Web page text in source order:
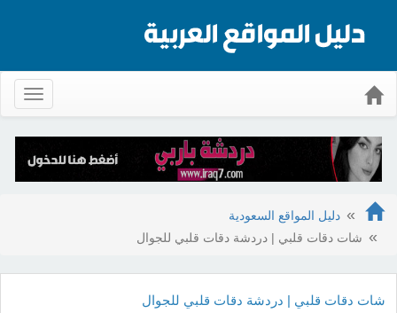
دليل المواقع السعودية
شات دقات قلبي | دردشة دقات قلبي للجوال
شات دقات قلبي | دردشة دقات قلبي للجوال